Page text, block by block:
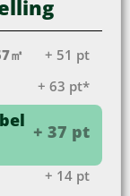
㎡
+ 51 pt
+ 63 pt*
+ 37 pt
+ 14 pt